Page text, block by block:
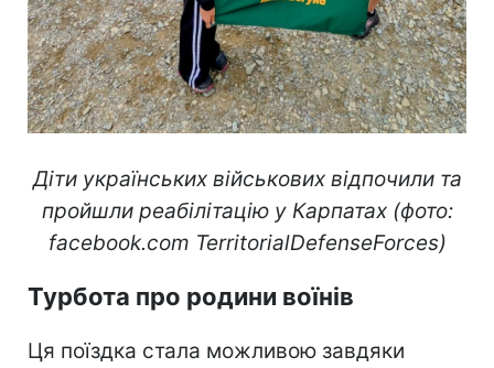
Діти українських військових відпочили та
пройшли реабілітацію у Карпатах (фото:
facebook.com TerritorialDefenseForces)
Турбота про родини воїнів
Ця поїздка стала можливою завдяки